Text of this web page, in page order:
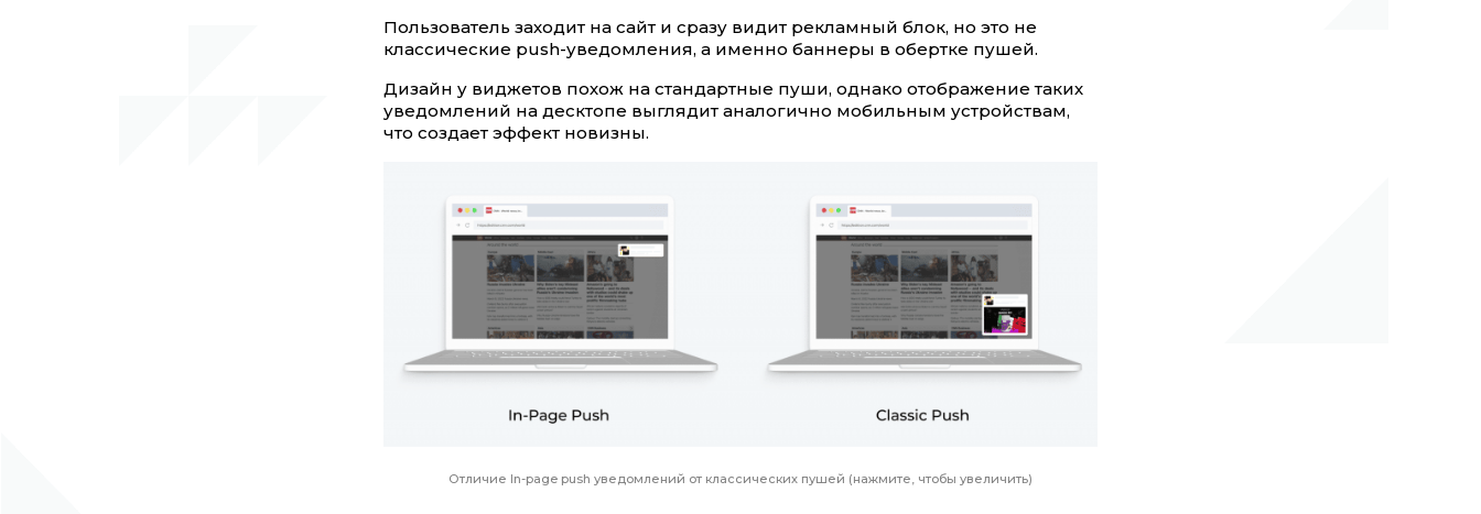
Пользователь заходит на сайт и сразу видит рекламный блок, но это не
классические push-уведомления, а именно баннеры в обертке пушей.
Дизайн у виджетов похож на стандартные пуши, однако отображение таких
уведомлений на десктопе выглядит аналогично мобильным устройствам,
что создает эффект новизны.
Отличие In-page push уведомлений от классических пушей (нажмите, чтобы увеличить)